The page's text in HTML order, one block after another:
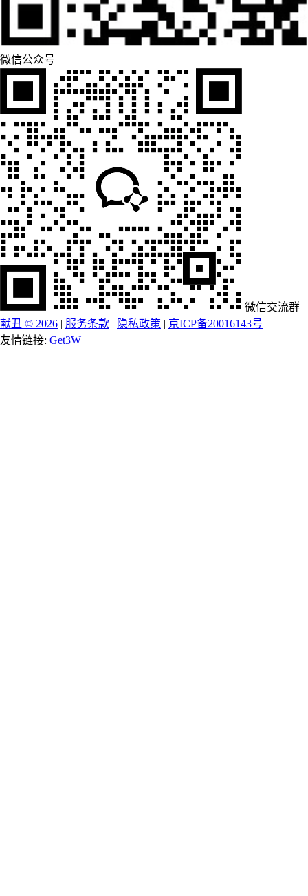
微信公众号
微信交流群
献丑 © 2026 | 服务条款 | 隐私政策 | 京ICP备20016143号
友情链接: Get3W